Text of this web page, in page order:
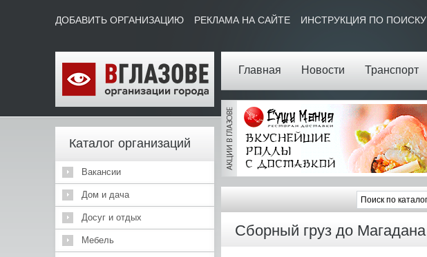
Главная Новости Транспорт
ДОБАВИТЬ ОРГАНИЗАЦИЮ РЕКЛАМА НА САЙТЕ ИНСТРУКЦИЯ ПО ПОИСКУ
Каталог организаций
Вакансии
Дом и дача
Досуг и отдых
Мебель
Сборный груз до Магадана